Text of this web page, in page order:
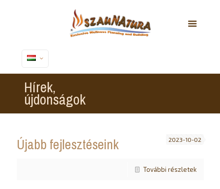
Hírek,
újdonságok
2023-10-02
Újabb fejlesztéseink
További részletek